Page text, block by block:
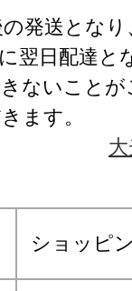
発送となり
翌日配達と
ないこと
ます。
ショッピ